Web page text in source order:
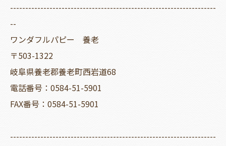
--------------------------------------------------------------------
--
ワンダフルパピー 養老
〒503-1322
岐阜県養老郡養老町西岩道68
電話番号：0584-51-5901
FAX番号：0584-51-5901
--------------------------------------------------------------------